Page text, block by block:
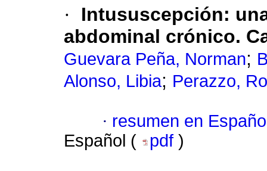
·
Intususcepción:
abdominal crónico.
Guevara Peña, Norman;
Alonso, Libia; Perazzo,
· resumen en
Español (
pdf )